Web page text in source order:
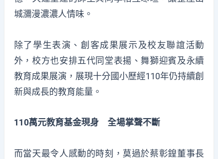
城瀰漫濃濃人情味。
除了學生表演、創客成果展示及校友聯誼活動
外，校方也安排五代同堂表揚、舞獅迎賓及永續
教育成果展演，展現十分國小歷經110年仍持續創
新與成長的教育能量。
110萬元教育基金現身 全場掌聲不斷
而當天最令人感動的時刻，莫過於蔡彰鍠董事長